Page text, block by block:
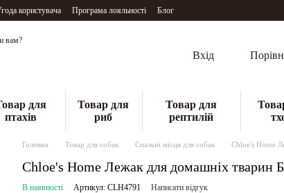
користувача Програма лояльності Блог
вам?
Вхід
для
птахів
Товар для
риб
Товар для
рептилій
Головна Товар для собак Спальні місця для собак Chloe's Home
Chloe's Home Лежак для домашніх тварин
В наявності Артикул: CLH4791 Написати відгук